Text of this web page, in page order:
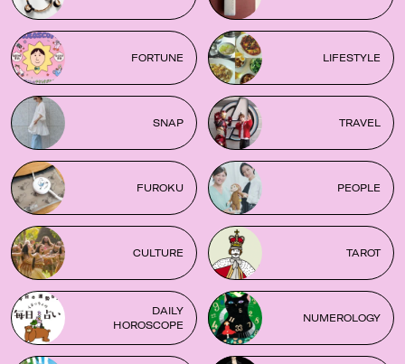
FORTUNE LIFESTYLE
SNAP TRAVEL
FUROKU PEOPLE
CULTURE TAROT
DAILY
HOROSCOPE
NUMEROLOGY